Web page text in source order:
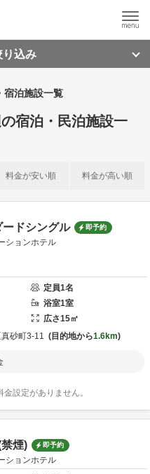
り込み
宿泊施設一覧
の宿泊・民泊施設一
料金が安い順 料金が高い順
ードシングル 即予約
ションホテル
定員1名
浴室1室
広さ15㎡
砂町3-11 目的地から1.6km
設定がありません。
煙) 即予約
ションホテル